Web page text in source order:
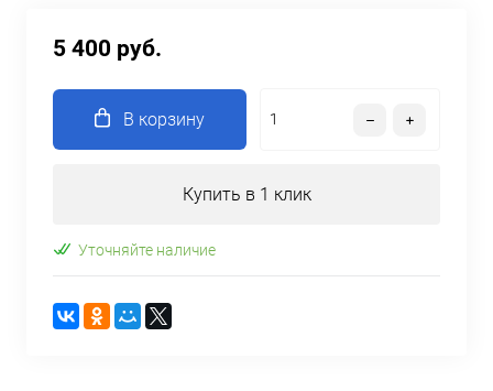
5 400 руб.
В корзину
Купить в 1 клик
Уточняйте наличие